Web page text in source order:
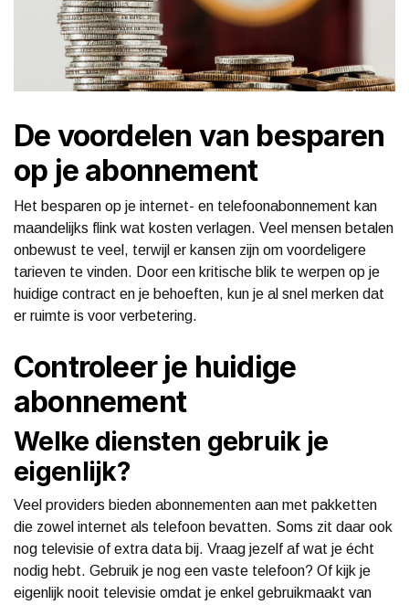
De voordelen van besparen
op je abonnement
Het besparen op je internet- en telefoonabonnement kan
maandelijks flink wat kosten verlagen. Veel mensen betalen
onbewust te veel, terwijl er kansen zijn om voordeligere
tarieven te vinden. Door een kritische blik te werpen op je
huidige contract en je behoeften, kun je al snel merken dat
er ruimte is voor verbetering.
Controleer je huidige
abonnement
Welke diensten gebruik je
eigenlijk?
Veel providers bieden abonnementen aan met pakketten
die zowel internet als telefoon bevatten. Soms zit daar ook
nog televisie of extra data bij. Vraag jezelf af wat je écht
nodig hebt. Gebruik je nog een vaste telefoon? Of kijk je
eigenlijk nooit televisie omdat je enkel gebruikmaakt van